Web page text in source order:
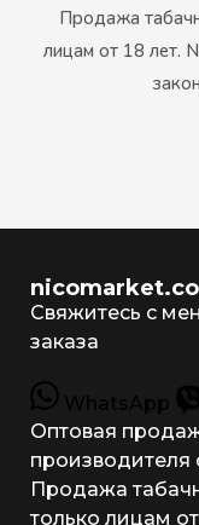
Продажа
лицам от 18 лет.
Свяжитесь с
заказа
WhatsApp
Оптовая
производителя
Продажа
только лицам от